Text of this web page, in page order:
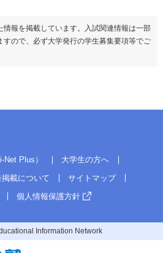
情報を掲載しています。入試関連情報は一部
すので、必ず大学発行の学生募集要項等でご
Plus）
大学生の方へ
掲載について
サイトマップ
個人情報保護方針
Information Network